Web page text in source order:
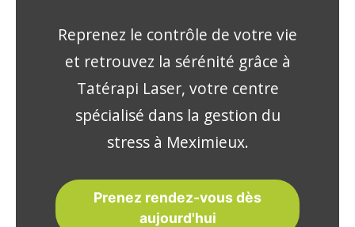
Reprenez le contrôle de votre vie
et retrouvez la sérénité grâce à
Tatérapi Laser, votre centre
spécialisé dans la gestion du
stress à Meximieux.
Prenez rendez-vous dès
aujourd'hui